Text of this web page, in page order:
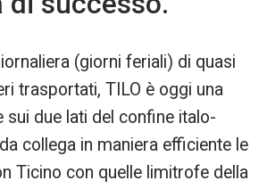
(giorni feriali) di quasi
trasportati, TILO è oggi una
sui due lati del confine italo-
collega in maniera efficiente le
Ticino con quelle limitrofe della